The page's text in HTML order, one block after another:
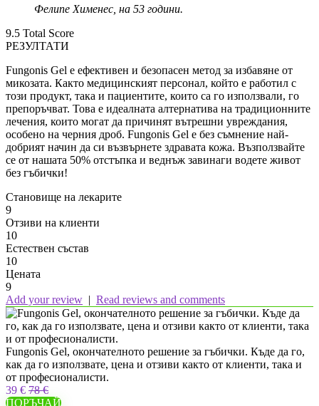
Фелипе Хименес, на 53 години.
9.5 Total Score
РЕЗУЛТАТИ
Fungonis Gel е ефективен и безопасен метод за избавяне от
микозата. Както медицинският персонал, който е работил с
този продукт, така и пациентите, които са го използвали, го
препоръчват. Това е идеалната алтернатива на традиционните
лечения, които могат да причинят вътрешни увреждания,
особено на черния дроб. Fungonis Gel е без съмнение най-
добрият начин да си възвърнете здравата кожа. Възползвайте
се от нашата 50% отстъпка и веднъж завинаги водете живот
без гъбички!
Становище на лекарите
9
Отзиви на клиенти
10
Естествен състав
10
Цената
9
Add your review | Read reviews and comments
Fungonis Gel, окончателното решение за гъбички. Къде да го,
как да го използвате, цена и отзиви както от клиенти, така и
от професионалисти.
39 € 78 €
ПОРЪЧАЙ